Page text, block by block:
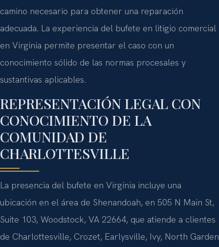
camino necesario para obtener una reparación
adecuada. La experiencia del bufete en litigio comercial
en Virginia permite presentar el caso con un
conocimiento sólido de las normas procesales y
sustantivas aplicables.
REPRESENTACIÓN LEGAL CON
CONOCIMIENTO DE LA
COMUNIDAD DE
CHARLOTTESVILLE
La presencia del bufete en Virginia incluye una
ubicación en el área de Shenandoah, en 505 N Main St,
Suite 103, Woodstock, VA 22664, que atiende a clientes
de Charlottesville, Crozet, Earlysville, Ivy, North Garden